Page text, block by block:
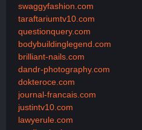
swaggyfashion.com
taraftariumtv10.com
questionquery.com
bodybuildinglegend.com
brilliant-nails.com
dandr-photography.com
dokteroce.com
journal-francais.com
justintv10.com
lawyerule.com